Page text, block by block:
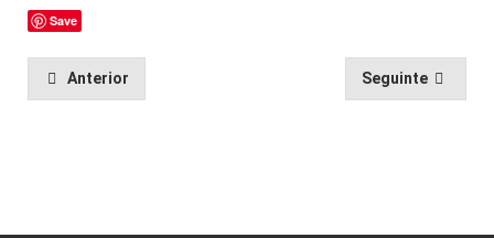
Save
Anterior Seguinte